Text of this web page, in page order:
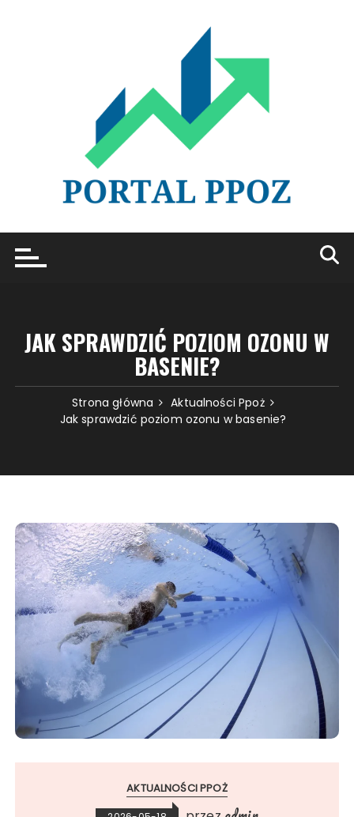
JAK SPRAWDZIĆ POZIOM OZONU W
BASENIE?
Strona główna
Aktualności Ppoż
Jak sprawdzić poziom ozonu w basenie?
AKTUALNOŚCI PPOŻ